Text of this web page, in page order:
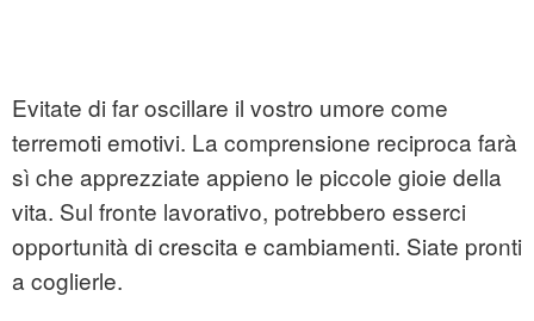
Evitate di far oscillare il vostro umore come
terremoti emotivi. La comprensione reciproca farà
sì che apprezziate appieno le piccole gioie della
vita. Sul fronte lavorativo, potrebbero esserci
opportunità di crescita e cambiamenti. Siate pronti
a coglierle.